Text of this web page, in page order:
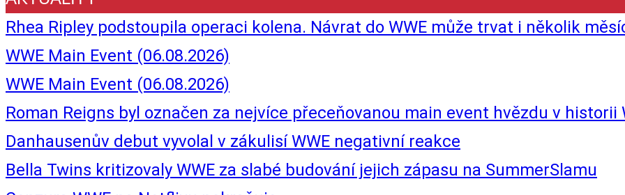
Rhea Ripley podstoupila operaci kolena. Návrat do WWE může trvat i několik
WWE Main Event (06.08.2026)
WWE Main Event (06.08.2026)
Roman Reigns byl označen za nejvíce přeceňovanou main event hvězdu v historii
Danhausenův debut vyvolal v zákulisí WWE negativní reakce
Bella Twins kritizovaly WWE za slabé budování jejich zápasu na SummerSlamu